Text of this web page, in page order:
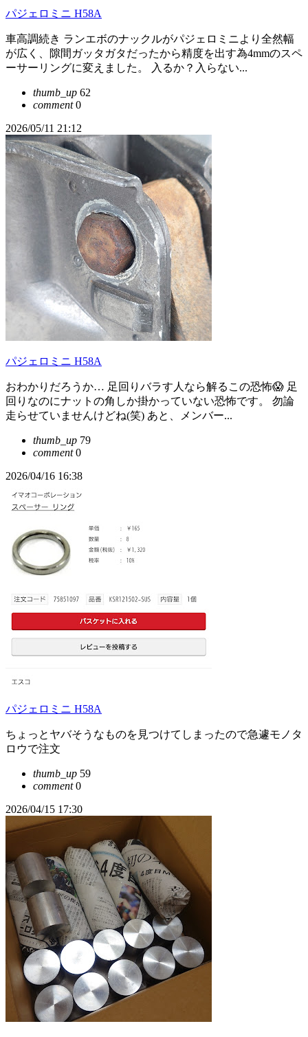
パジェロミニ H58A
車高調続き ランエボのナックルがパジェロミニより全然幅
が広く、隙間ガッタガタだったから精度を出す為4mmのスペ
ーサーリングに変えました。 入るか？入らない...
thumb_up 62
comment0
2026/05/11 21:12
パジェロミニ H58A
おわかりだろうか… 足回りバラす人なら解るこの恐怖😱 足
回りなのにナットの角しか掛かっていない恐怖です。 勿論
走らせていませんけどね(笑) あと、メンバー...
thumb_up 79
comment0
2026/04/16 16:38
パジェロミニ H58A
ちょっとヤバそうなものを見つけてしまったので急遽モノタ
ロウで注文
thumb_up 59
comment0
2026/04/15 17:30